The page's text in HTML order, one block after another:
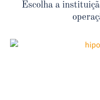
Escolha a